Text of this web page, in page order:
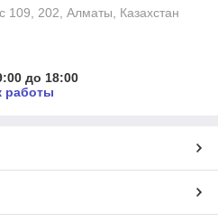
109, 202, Алматы, Казахстан
до 18:00
работы